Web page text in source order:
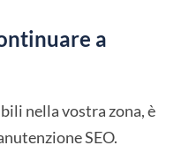
a
nella vostra zona, è
SEO.